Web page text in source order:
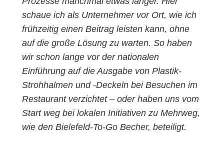
schaue ich als Unternehmer vor Ort, wie ich
frühzeitig einen Beitrag leisten kann, ohne
auf die große Lösung zu warten. So haben
wir schon lange vor der nationalen
Einführung auf die Ausgabe von Plastik-
Strohhalmen und -Deckeln bei Besuchen im
Restaurant verzichtet – oder haben uns vom
Start weg bei lokalen Initiativen zu Mehrweg,
wie den Bielefeld-To-Go Becher, beteiligt.